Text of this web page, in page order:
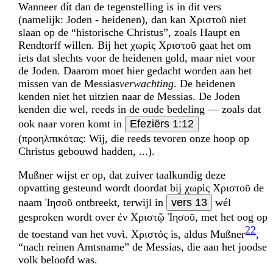
Wanneer dít dan de tegenstelling is in dit vers
(namelijk: Joden - heidenen), dan kan Χριστοῦ niet
slaan op de “historische Christus”, zoals Haupt en
Rendtorff willen. Bij het χωρὶς Χριστοῦ gaat het om
iets dat slechts voor de heidenen gold, maar niet voor
de Joden. Daarom moet hier gedacht worden aan het
missen van de Messiasverwachting. De heidenen
kenden niet het uitzien naar de Messias. De Joden
kenden die wel, reeds in de oude bedeling — zoals dat
ook naar voren komt in
Efeziërs 1:12
(προηλπικότας: Wij, die reeds tevoren onze hoop op
Christus gebouwd hadden, ...).
Mußner wijst er op, dat zuiver taalkundig deze
opvatting gesteund wordt doordat bij χωρὶς Χριστοῦ de
naam Ἰησοῦ ontbreekt, terwijl in
vers 13
wél
gesproken wordt over ἐν Χριστῷ Ἰησοῦ, met het oog op
de toestand van het νυνὶ. Χριστός is, aldus Mußner22,
“nach reinen Amtsname” de Messias, die aan het joodse
volk beloofd was.